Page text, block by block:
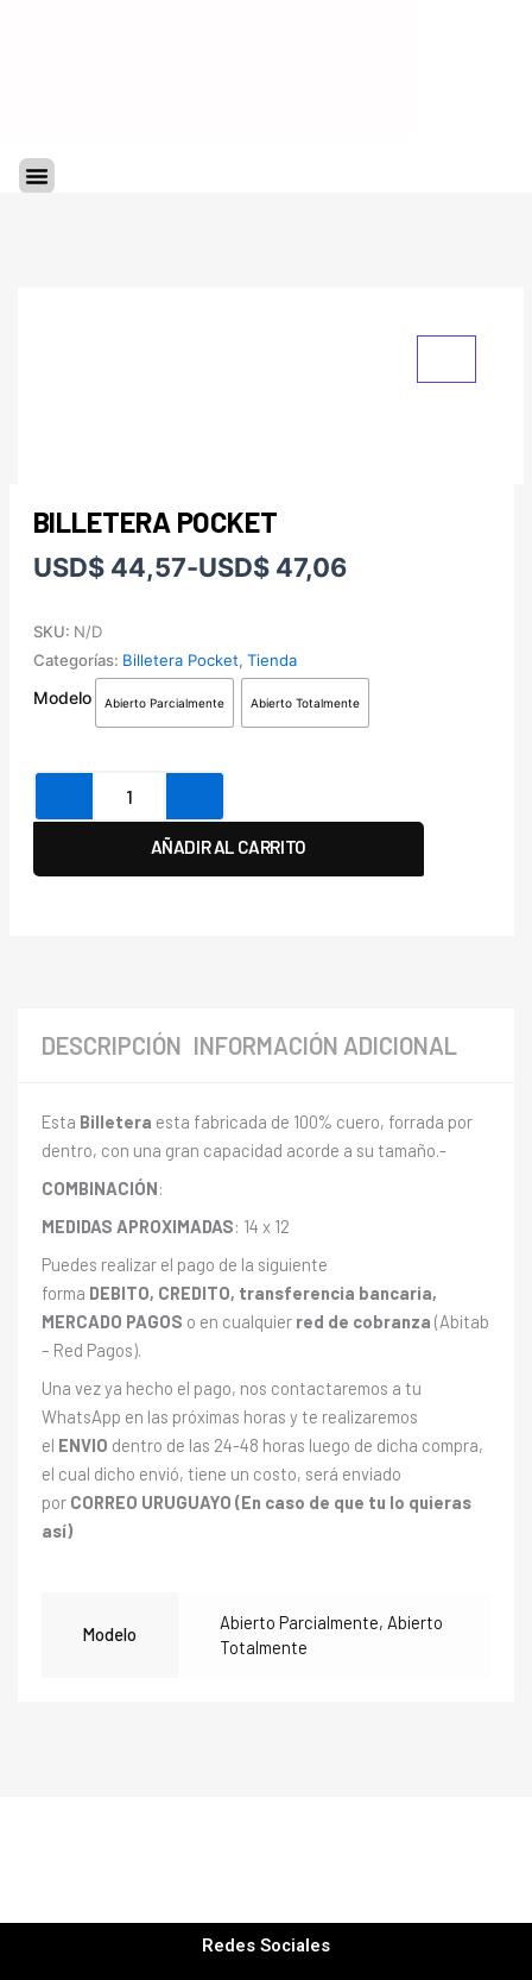
Menu
BILLETERA POCKET
USD$44,57-USD$47,06
Rango
precios:
desde
USD$ 44,57
hasta
USD$ 47,06
SKU: N/D
Categorías: Billetera Pocket, Tienda
Modelo Abierto Parcialmente Abierto Totalmente
Billetera
AÑADIR AL CARRITO
DESCRIPCIÓN INFORMACIÓN ADICIONAL
Esta Billetera esta fabricada de 100% cuero, forrada por
dentro, con una gran capacidad acorde a su tamaño.-
COMBINACIÓN:
MEDIDAS APROXIMADAS: 14 x 12
Puedes realizar el pago de la siguiente
forma DEBITO, CREDITO, transferencia bancaria,
MERCADO PAGOS o en cualquier red de cobranza (Abitab
– Red Pagos).
Una vez ya hecho el pago, nos contactaremos a tu
WhatsApp en las próximas horas y te realizaremos
el ENVIO dentro de las 24-48 horas luego de dicha compra,
el cual dicho envió, tiene un costo, será enviado
por CORREO URUGUAYO (En caso de que tu lo quieras
así)
Modelo
Abierto Parcialmente, Abierto
Totalmente
Redes Sociales